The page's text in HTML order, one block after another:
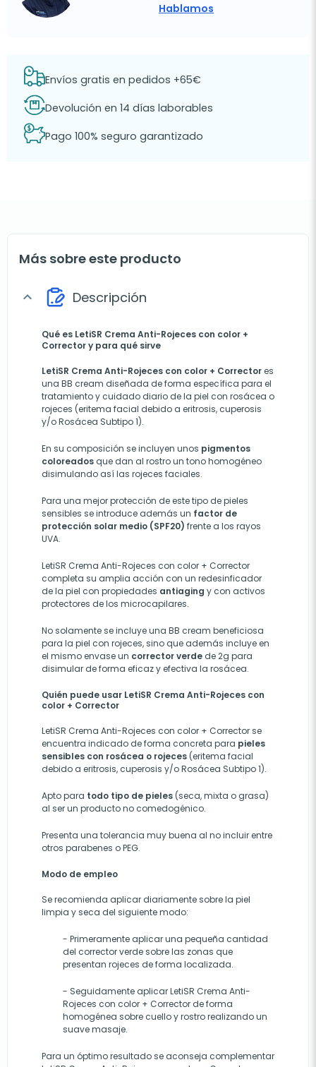
Hablamos
Envíos gratis en pedidos +65€
Devolución en 14 días laborables
Pago 100% seguro garantizado
Más sobre este producto
expand_more Descripción
Qué es LetiSR Crema Anti-Rojeces con color +
Corrector y para qué sirve
LetiSR Crema Anti-Rojeces con color + Correctores
una BB cream diseñada de forma específica para el
tratamiento y cuidado diario de la piel con rosácea o
rojeces (eritema facial debido a eritrosis, cuperosis
y/o Rosácea Subtipo 1).
En su composición se incluyen unos pigmentos
coloreados que dan al rostro un tono homogéneo
disimulando así las rojeces faciales.
Para una mejor protección de este tipo de pieles
sensibles se introduce además un factor de
protección solar medio (SPF20) frente a los rayos
UVA.
LetiSR Crema Anti-Rojeces con color + Corrector
completa su amplia acción con un redesinficador
de la piel con propiedades antiaging y con activos
protectores de los microcapilares.
No solamente se incluye una BB cream beneficiosa
para la piel con rojeces, sino que además incluye en
el mismo envase un corrector verde de 2g para
disimular de forma eficaz y efectiva la rosácea.
Quién puede usar LetiSR Crema Anti-Rojeces con
color + Corrector
LetiSR Crema Anti-Rojeces con color + Corrector se
encuentra indicado de forma concreta para pieles
sensibles con rosácea o rojeces (eritema facial
debido a eritrosis, cuperosis y/o Rosácea Subtipo 1).
Apto para todo tipo de pieles (seca, mixta o grasa)
al ser un producto no comedogénico.
Presenta una tolerancia muy buena al no incluir entre
otros parabenes o PEG.
Modo de empleo
Se recomienda aplicar diariamente sobre la piel
limpia y seca del siguiente modo:
- Primeramente aplicar una pequeña cantidad
del corrector verde sobre las zonas que
presentan rojeces de forma localizada.
- Seguidamente aplicar LetiSR Crema Anti-
Rojeces con color + Corrector de forma
homogénea sobre cuello y rostro realizando un
suave masaje.
Para un óptimo resultado se aconseja complementar